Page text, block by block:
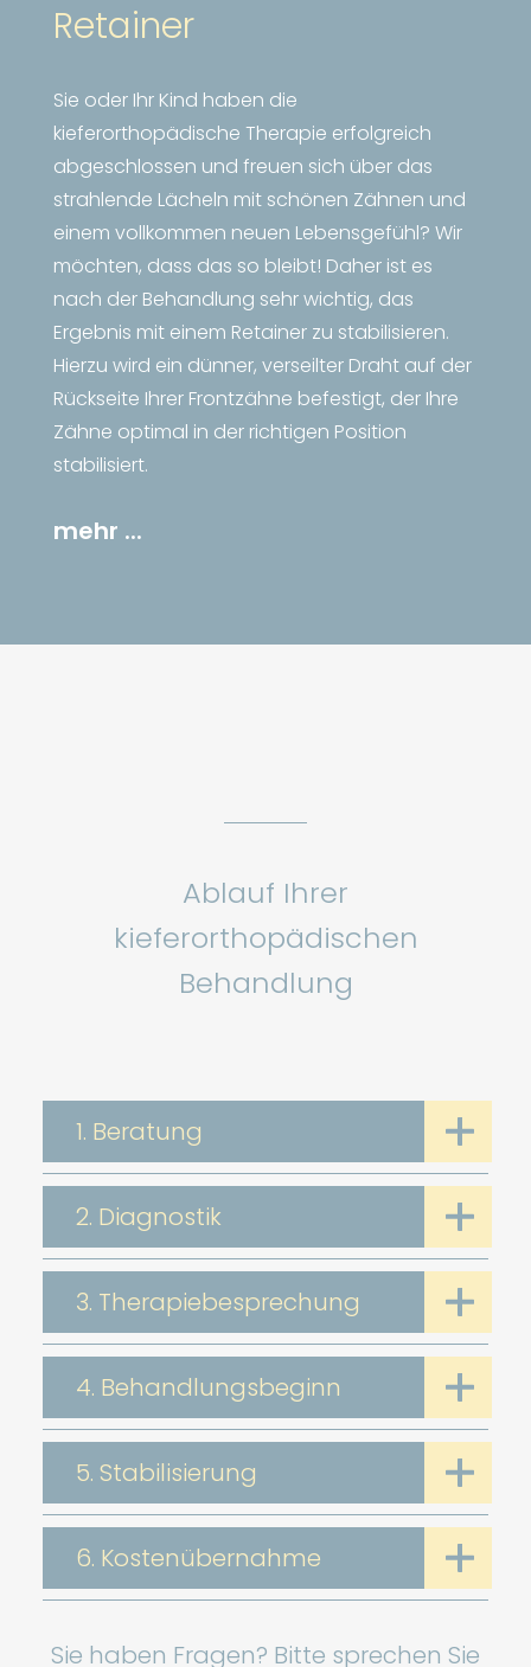
Retainer
Sie oder Ihr Kind haben die
kieferorthopädische Therapie erfolgreich
abgeschlossen und freuen sich über das
strahlende Lächeln mit schönen Zähnen und
einem vollkommen neuen Lebensgefühl? Wir
möchten, dass das so bleibt! Daher ist es
nach der Behandlung sehr wichtig, das
Ergebnis mit einem Retainer zu stabilisieren.
Hierzu wird ein dünner, verseilter Draht auf der
Rückseite Ihrer Frontzähne befestigt, der Ihre
Zähne optimal in der richtigen Position
stabilisiert.
mehr ...
Ablauf Ihrer
kieferorthopädischen
Behandlung
1. Beratung
2. Diagnostik
3. Therapiebesprechung
4. Behandlungsbeginn
5. Stabilisierung
6. Kostenübernahme
Sie haben Fragen? Bitte sprechen Sie